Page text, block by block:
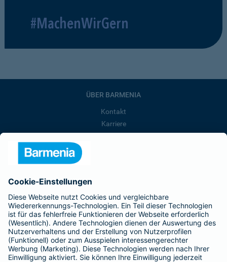
#MachenWirGern
ÜBER BARMENIA
Kontakt
Karriere
Barmenia ist Teil der BarmeniaGothaer
BELIEBTE SEITEN
Kranken-Zusatzversicherung
Tierversicherungen
Haftpflichtversicherung
Hausratversicherung